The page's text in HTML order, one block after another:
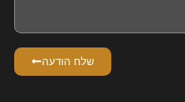
שלח הודעה